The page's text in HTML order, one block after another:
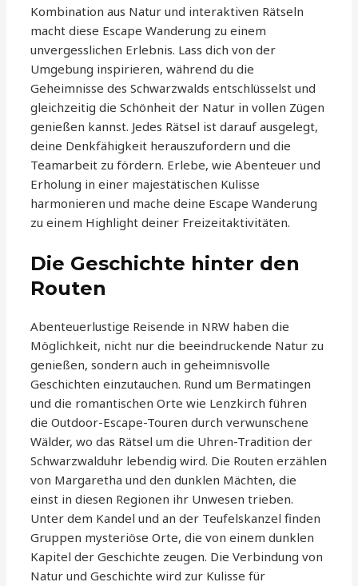
Kombination aus Natur und interaktiven Rätseln
macht diese Escape Wanderung zu einem
unvergesslichen Erlebnis. Lass dich von der
Umgebung inspirieren, während du die
Geheimnisse des Schwarzwalds entschlüsselst und
gleichzeitig die Schönheit der Natur in vollen Zügen
genießen kannst. Jedes Rätsel ist darauf ausgelegt,
deine Denkfähigkeit herauszufordern und die
Teamarbeit zu fördern. Erlebe, wie Abenteuer und
Erholung in einer majestätischen Kulisse
harmonieren und mache deine Escape Wanderung
zu einem Highlight deiner Freizeitaktivitäten.
Die Geschichte hinter den
Routen
Abenteuerlustige Reisende in NRW haben die
Möglichkeit, nicht nur die beeindruckende Natur zu
genießen, sondern auch in geheimnisvolle
Geschichten einzutauchen. Rund um Bermatingen
und die romantischen Orte wie Lenzkirch führen
die Outdoor-Escape-Touren durch verwunschene
Wälder, wo das Rätsel um die Uhren-Tradition der
Schwarzwalduhr lebendig wird. Die Routen erzählen
von Margaretha und den dunklen Mächten, die
einst in diesen Regionen ihr Unwesen trieben.
Unter dem Kandel und an der Teufelskanzel finden
Gruppen mysteriöse Orte, die von einem dunklen
Kapitel der Geschichte zeugen. Die Verbindung von
Natur und Geschichte wird zur Kulisse für